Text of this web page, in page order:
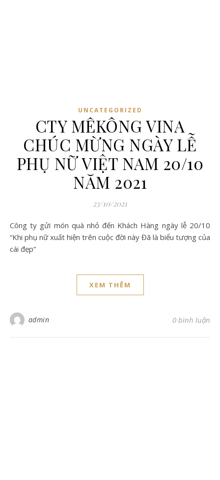
UNCATEGORIZED
CTY MÊKÔNG VINA
CHÚC MỪNG NGÀY LỄ
PHỤ NỮ VIỆT NAM 20/10
NĂM 2021
23/10/2021
Công ty gửi món quà nhỏ đến Khách Hàng ngày lễ 20/10
“Khi phụ nữ xuất hiện trên cuộc đời này Đã là biểu tượng của
cái đẹp”
XEM THÊM
admin 0 bình luận